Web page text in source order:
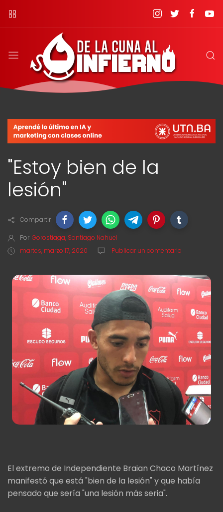
"Estoy bien de la
lesión"
Compartir
Por Gorostiaga, Santiago Nahuel
martes, marzo 17, 2020
Publicar un comentario
El extremo de Independiente Braian Chaco Martínez
manifestó que está "bien de la lesión" y que había
pensado que sería "una lesión más seria".